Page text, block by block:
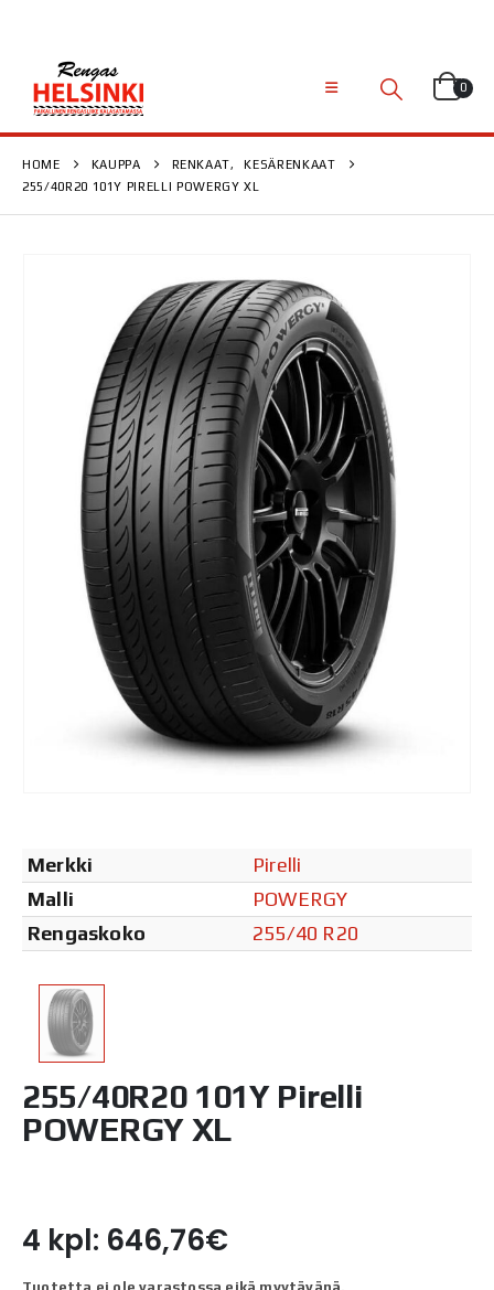
0
HOME KAUPPA RENKAAT,
KESÄRENKAAT
255/40R20 101Y PIRELLI POWERGY XL
Merkki
Pirelli
Malli
POWERGY
Rengaskoko
255/40 R20
255/40R20 101Y Pirelli
POWERGY XL
4 kpl: 646,76€